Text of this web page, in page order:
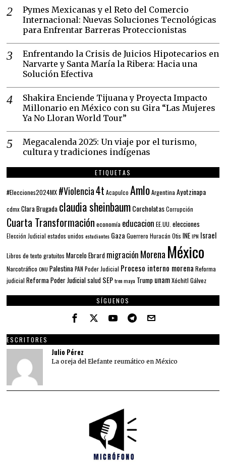
Pymes Mexicanas y el Reto del Comercio
Internacional: Nuevas Soluciones Tecnológicas
para Enfrentar Barreras Proteccionistas
Enfrentando la Crisis de Juicios Hipotecarios en
Narvarte y Santa María la Ribera: Hacia una
Solución Efectiva
Shakira Enciende Tijuana y Proyecta Impacto
Millonario en México con su Gira “Las Mujeres
Ya No Lloran World Tour”
Megacalenda 2025: Un viaje por el turismo,
cultura y tradiciones indígenas
ETIQUETAS
#Elecciones2024MX #Violencia4t Acapulco AmloArgentinaAyotzinapa
cdmx Clara Brugada claudia sheinbaumCorcholatas Corrupción
Cuarta Transformación economía educacion EE.UU. elecciones
Elección Judicial estados unidos estudiantes Gaza Guerrero Huracán Otis INE IPN Israel
Libros de texto gratuitos Marcelo Ebrard migración Morena México
Narcotráfico ONU Palestina PAN Poder Judicial Proceso interno morena Reforma
judicial Reforma Poder Judicialsalud SEP tren maya Trump unamXóchitl Gálvez
SÍGUENOS
ESCRITORES
Julio Pérez
La oreja del Elefante reumático en México